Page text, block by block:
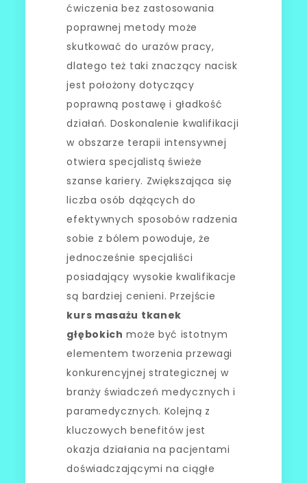
ćwiczenia bez zastosowania
poprawnej metody może
skutkować do urazów pracy,
dlatego też taki znaczący nacisk
jest położony dotyczący
poprawną postawę i gładkość
działań. Doskonalenie kwalifikacji
w obszarze terapii intensywnej
otwiera specjalistą świeże
szanse kariery. Zwiększająca się
liczba osób dążących do
efektywnych sposobów radzenia
sobie z bólem powoduje, że
jednocześnie specjaliści
posiadający wysokie kwalifikacje
są bardziej cenieni. Przejście
kurs masażu tkanek
głębokich może być istotnym
elementem tworzenia przewagi
konkurencyjnej strategicznej w
branży świadczeń medycznych i
paramedycznych. Kolejną z
kluczowych benefitów jest
okazja działania na pacjentami
doświadczającymi na ciągłe